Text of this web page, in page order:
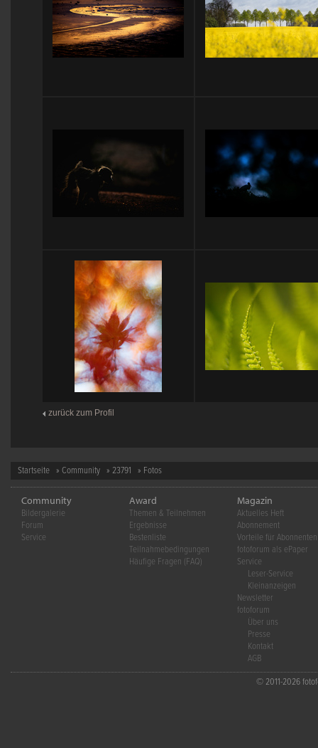
zurück zum Profil
Startseite » Community » 23791 » Fotos
Community
Bildergalerie
Forum
Service
Award
Themen & Teilnehmen
Ergebnisse
Bestenliste
Teilnahmebedingungen
Häufige Fragen (FAQ)
Magazin
Aktuelles Heft
Abonnement
Vorteile für Abonnenten
fotoforum als ePaper
Service
Leser-Service
Kleinanzeigen
Newsletter
fotoforum
Über uns
Presse
Kontakt
AGB
© 2011-2026